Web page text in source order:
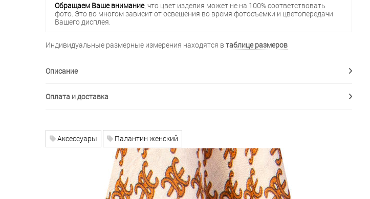
Обращаем Ваше внимание, что цвет изделия может не на 100% соответствовать
фото. Это во многом зависит от освещения во время фотосъемки и цветопередачи
Вашего дисплея.
Индивидуальные размерные измерения находятся в таблице размеров
Описание
Оплата и доставка
Аксессуары Палантин женский